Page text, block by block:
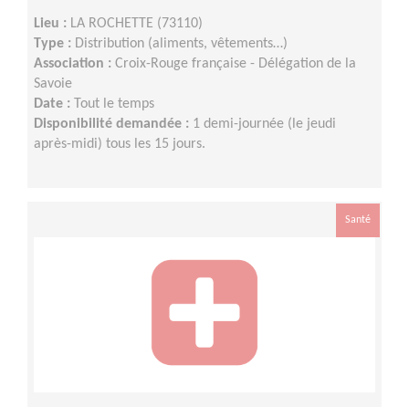
Lieu : LA ROCHETTE (73110)
Type : Distribution (aliments, vêtements…)
Association : Croix-Rouge française - Délégation de la
Savoie
Date : Tout le temps
Disponibilité demandée : 1 demi-journée (le jeudi
après-midi) tous les 15 jours.
Santé